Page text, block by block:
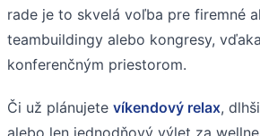
rade je to skvelá voľba pre firemné
teambuildingy alebo kongresy,
konferenčným priestorom.
Či už plánujete víkendový relax,